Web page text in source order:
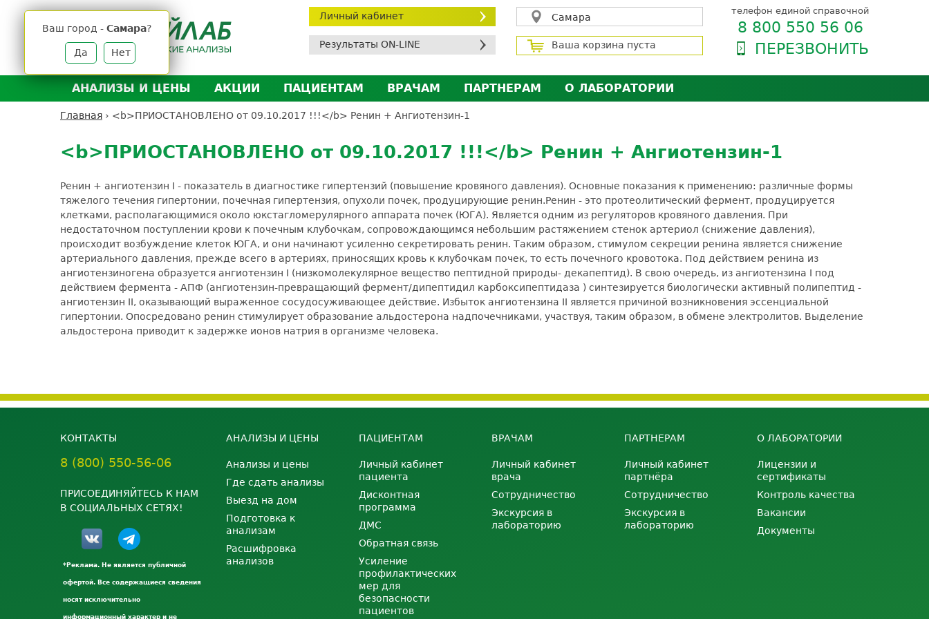
Личный кабинет
Результаты ON-LINE
Самара
Ваш город - Самара?
Да Нет
Ваша корзина пуста
телефон единой справочной
8 800 550 56 06
ПЕРЕЗВОНИТЬ
АНАЛИЗЫ И ЦЕНЫ
Анализы и цены
Выезд на дом
Расшифровка анализов
АКЦИИ
ПАЦИЕНТАМ
Личный кабинет пациента
ДМС
Усиление профилактических мер для безопасности пациентов
Налоговый вычет
ВРАЧАМ
Личный кабинет врача
Экскурсия в лабораторию
ПАРТНЕРАМ
Экскурсия в лабораторию
О ЛАБОРАТОРИИ
Вакансии
здесь
Главная › <b>ПРИОСТАНОВЛЕНО от 09.10.2017 !!!</b> Ренин + Ангиотензин-1
top
<b>ПРИОСТАНОВЛЕНО от 09.10.2017 !!!</b> Ренин + Ангиотензин-1
Ренин + ангиотензин I - показатель в диагностике гипертензий (повышение кровяного давления). Основные показания к применению: различные формы
тяжелого течения гипертонии, почечная гипертензия, опухоли почек, продуцирующие ренин.Ренин - это протеолитический фермент, продуцируется
клетками, располагающимися около юкстагломерулярного аппарата почек (ЮГА). Является одним из регуляторов кровяного давления. При
недостаточном поступлении крови к почечным клубочкам, сопровождающимся небольшим растяжением стенок артериол (снижение давления),
происходит возбуждение клеток ЮГА, и они начинают усиленно секретировать ренин. Таким образом, стимулом секреции ренина является снижение
артериального давления, прежде всего в артериях, приносящих кровь к клубочкам почек, то есть почечного кровотока. Под действием ренина из
ангиотензиногена образуется ангиотензин I (низкомолекулярное вещество пептидной природы- декапептид). В свою очередь, из ангиотензина I под
действием фермента - АПФ (ангиотензин-превращающий фермент/дипептидил карбоксипептидаза ) синтезируется биологически активный полипептид -
ангиотензин II, оказывающий выраженное сосудосуживающее действие. Избыток ангиотензина II является причиной возникновения эссенциальной
гипертонии. Опосредовано ренин стимулирует образование альдостерона надпочечниками, участвуя, таким образом, в обмене электролитов. Выделение
альдостерона приводит к задержке ионов натрия в организме человека.
КОНТАКТЫ
8 (800) 550-56-06
ПРИСОЕДИНЯЙТЕСЬ К НАМ
В СОЦИАЛЬНЫХ СЕТЯХ!
*Реклама. Не является публичной
офертой. Все содержащиеся сведения
носят исключительно
информационный характер и не
АНАЛИЗЫ И ЦЕНЫ
Анализы и цены
Где сдать анализы
Выезд на дом
Подготовка к
анализам
Расшифровка
анализов
ПАЦИЕНТАМ
Личный кабинет
пациента
Дисконтная
программа
ДМС
Обратная связь
Усиление
профилактических
мер для
безопасности
пациентов
ВРАЧАМ
Личный кабинет
врача
Сотрудничество
Экскурсия в
лабораторию
ПАРТНЕРАМ
Личный кабинет
партнёра
Сотрудничество
Экскурсия в
лабораторию
О ЛАБОРАТОРИИ
Лицензии и
сертификаты
Контроль качества
Вакансии
Документы